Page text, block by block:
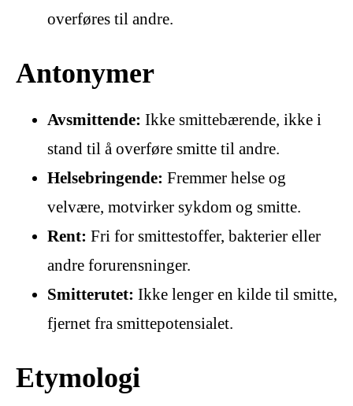
overføres til andre.
Antonymer
Avsmittende: Ikke smittebærende, ikke i
stand til å overføre smitte til andre.
Helsebringende: Fremmer helse og
velvære, motvirker sykdom og smitte.
Rent: Fri for smittestoffer, bakterier eller
andre forurensninger.
Smitterutet: Ikke lenger en kilde til smitte,
fjernet fra smittepotensialet.
Etymologi